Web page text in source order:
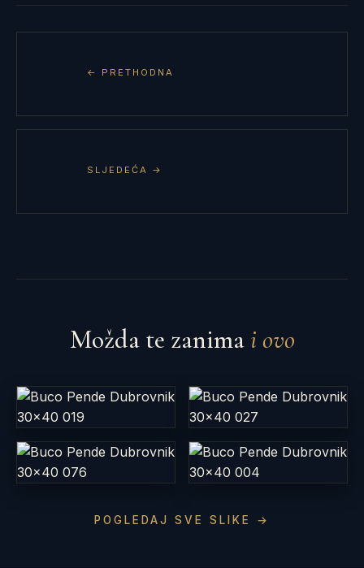
← PRETHODNA
SLJEDEĆA →
Možda te zanima i ovo
POGLEDAJ SVE SLIKE →